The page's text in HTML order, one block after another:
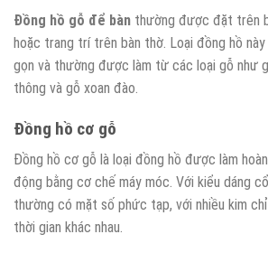
Đồng hồ gỗ để bàn thường được đặt trên
hoặc trang trí trên bàn thờ. Loại đồng hồ
gọn và thường được làm từ các loại gỗ như
thông và gỗ xoan đào.
Đồng hồ cơ gỗ
Đồng hồ cơ gỗ là loại đồng hồ được làm
động bằng cơ chế máy móc. Với kiểu dáng
thường có mặt số phức tạp, với nhiều kim
thời gian khác nhau.